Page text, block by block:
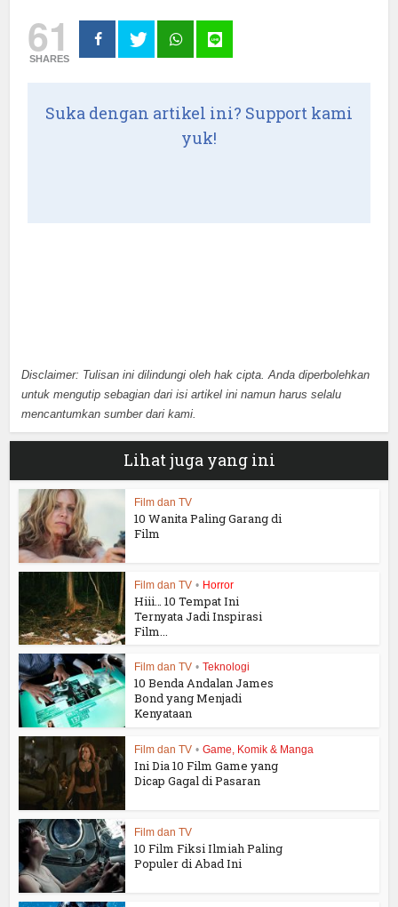
61
SHARES
Suka dengan artikel ini? Support kami
yuk!
Disclaimer: Tulisan ini dilindungi oleh hak cipta. Anda diperbolehkan
untuk mengutip sebagian dari isi artikel ini namun harus selalu
mencantumkan sumber dari kami.
Lihat juga yang ini
Film dan TV
10 Wanita Paling Garang di
Film
Film dan TV • Horror
Hiii… 10 Tempat Ini
Ternyata Jadi Inspirasi
Film...
Film dan TV • Teknologi
10 Benda Andalan James
Bond yang Menjadi
Kenyataan
Film dan TV • Game, Komik & Manga
Ini Dia 10 Film Game yang
Dicap Gagal di Pasaran
Film dan TV
10 Film Fiksi Ilmiah Paling
Populer di Abad Ini